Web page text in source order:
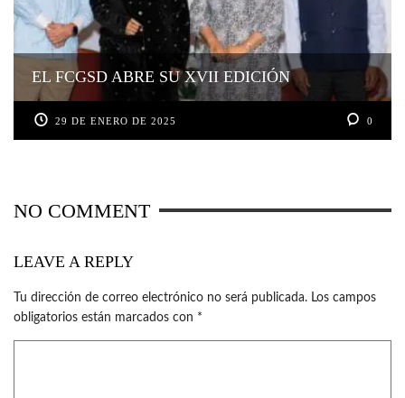
EL FCGSD ABRE SU XVII EDICIÓN
29 DE ENERO DE 2025 0
NO COMMENT
LEAVE A REPLY
Tu dirección de correo electrónico no será publicada. Los campos
obligatorios están marcados con *